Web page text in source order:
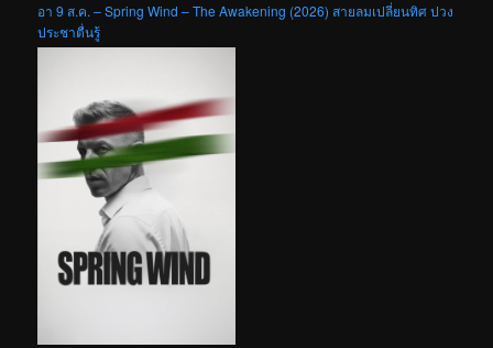
อา 9 ส.ค. – Spring Wind – The Awakening (2026) สายลมเปลี่ยนทิศ ปวง
ประชาตื่นรู้